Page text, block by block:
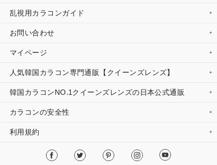
乱視用カラコンガイド
お問い合わせ
マイページ
人気韓国カラコン専門通販【クイーンズレンズ】
韓国カラコンNO.1クイーンズレンズの日本公式通販
カラコンの安全性
利用規約